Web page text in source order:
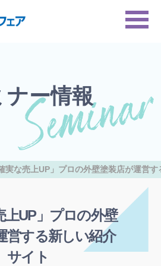
ナー情報
確実な売上UP」プロの外壁塗装店が運営
上UP」プロの外壁
営する新しい紹介
サイト